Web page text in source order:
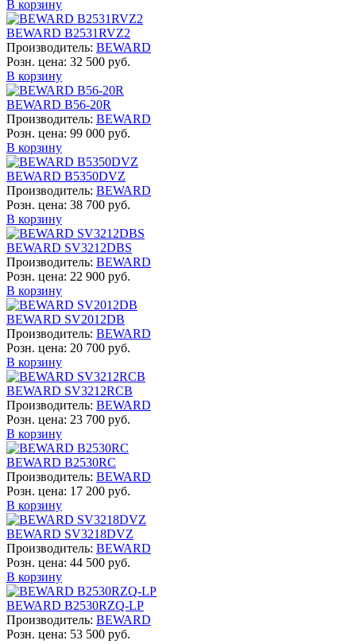
В корзину
BEWARD B2531RVZ2
Производитель: BEWARD
Розн. цена: 32 500 руб.
В корзину
BEWARD B56-20R
Производитель: BEWARD
Розн. цена: 99 000 руб.
В корзину
BEWARD B5350DVZ
Производитель: BEWARD
Розн. цена: 38 700 руб.
В корзину
BEWARD SV3212DBS
Производитель: BEWARD
Розн. цена: 22 900 руб.
В корзину
BEWARD SV2012DB
Производитель: BEWARD
Розн. цена: 20 700 руб.
В корзину
BEWARD SV3212RCB
Производитель: BEWARD
Розн. цена: 23 700 руб.
В корзину
BEWARD B2530RC
Производитель: BEWARD
Розн. цена: 17 200 руб.
В корзину
BEWARD SV3218DVZ
Производитель: BEWARD
Розн. цена: 44 500 руб.
В корзину
BEWARD B2530RZQ-LP
Производитель: BEWARD
Розн. цена: 53 500 руб.